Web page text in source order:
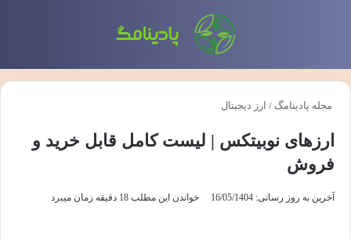
مجله پادینامگ / ارز دیجیتال
ارزهای نوبیتکس | لیست کامل قابل خرید و
فروش
آخرین به روز رسانی: 16/05/1404 خواندن این مطلب 18 دقیقه زمان میبرد